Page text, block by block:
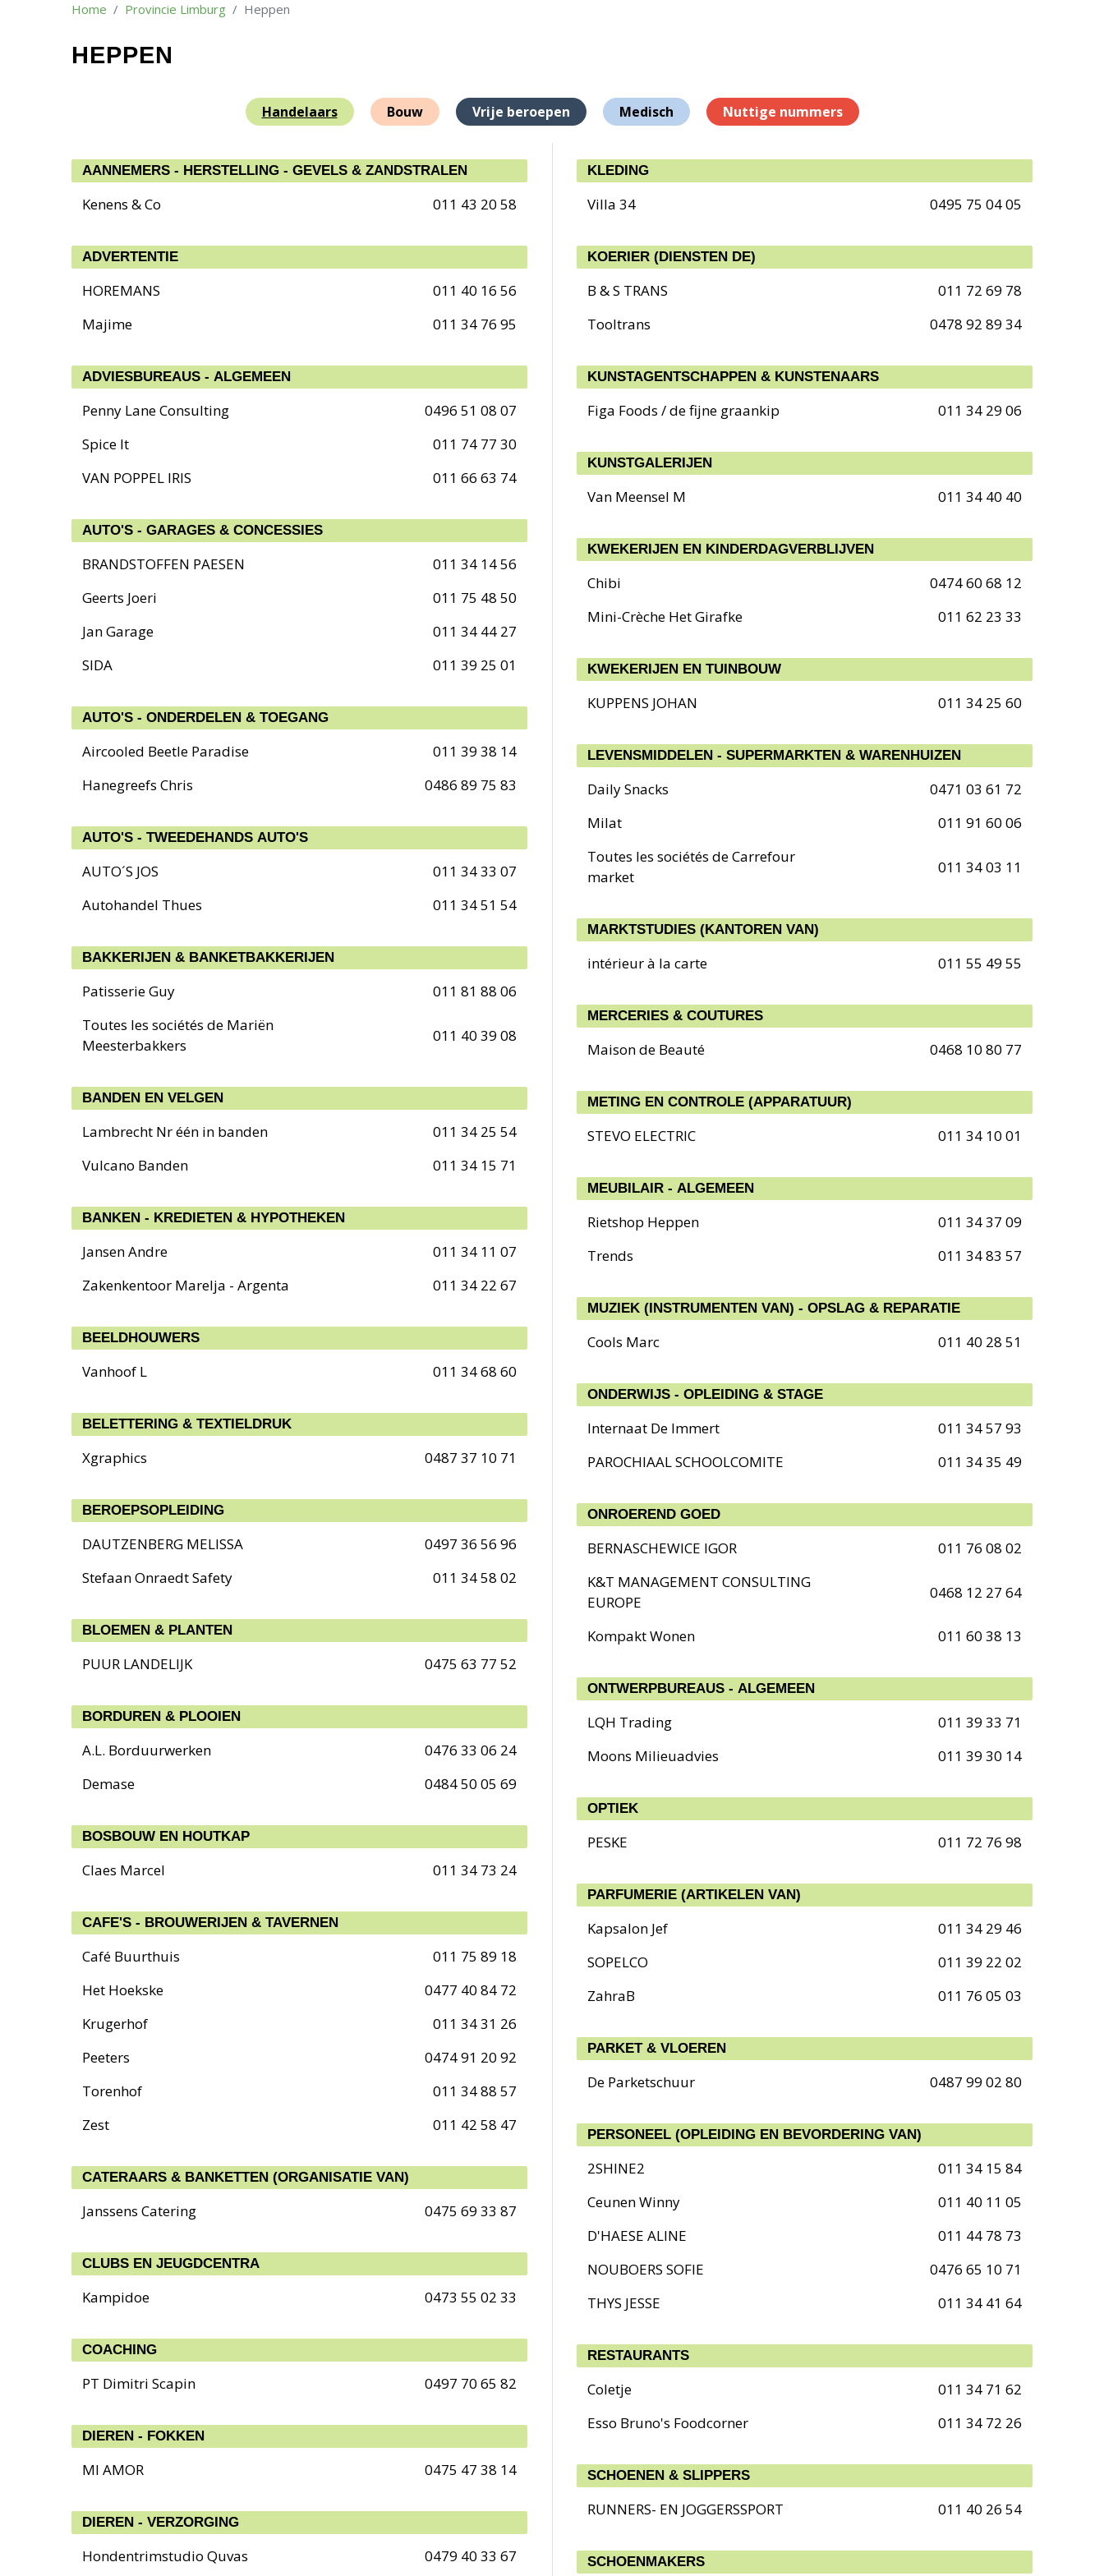
Home Provincie Limburg Heppen
HEPPEN
Handelaars Bouw Vrije beroepen Medisch Nuttige nummers
AANNEMERS - HERSTELLING - GEVELS & ZANDSTRALEN
Kenens & Co 011 43 20 58
ADVERTENTIE
HOREMANS
011 40 16 56
Majime
011 34 76 95
ADVIESBUREAUS - ALGEMEEN
Penny Lane Consulting
0496 51 08 07
Spice It
011 74 77 30
VAN POPPEL IRIS
011 66 63 74
AUTO'S - GARAGES & CONCESSIES
BRANDSTOFFEN PAESEN
011 34 14 56
Geerts Joeri
011 75 48 50
Jan Garage
011 34 44 27
SIDA
011 39 25 01
AUTO'S - ONDERDELEN & TOEGANG
Aircooled Beetle Paradise
011 39 38 14
Hanegreefs Chris
0486 89 75 83
AUTO'S - TWEEDEHANDS AUTO'S
AUTO´S JOS
011 34 33 07
Autohandel Thues
011 34 51 54
BAKKERIJEN & BANKETBAKKERIJEN
Patisserie Guy
011 81 88 06
Toutes les sociétés de Mariën
Meesterbakkers
011 40 39 08
BANDEN EN VELGEN
Lambrecht Nr één in banden
011 34 25 54
Vulcano Banden
011 34 15 71
BANKEN - KREDIETEN & HYPOTHEKEN
Jansen Andre
011 34 11 07
Zakenkentoor Marelja - Argenta
011 34 22 67
BEELDHOUWERS
Vanhoof L 011 34 68 60
BELETTERING & TEXTIELDRUK
Xgraphics 0487 37 10 71
BEROEPSOPLEIDING
DAUTZENBERG MELISSA
0497 36 56 96
Stefaan Onraedt Safety
011 34 58 02
BLOEMEN & PLANTEN
PUUR LANDELIJK 0475 63 77 52
BORDUREN & PLOOIEN
A.L. Borduurwerken
0476 33 06 24
Demase
0484 50 05 69
BOSBOUW EN HOUTKAP
Claes Marcel 011 34 73 24
CAFE'S - BROUWERIJEN & TAVERNEN
Café Buurthuis
011 75 89 18
Het Hoekske
0477 40 84 72
Krugerhof
011 34 31 26
Peeters
0474 91 20 92
Torenhof
011 34 88 57
Zest
011 42 58 47
CATERAARS & BANKETTEN (ORGANISATIE VAN)
Janssens Catering 0475 69 33 87
CLUBS EN JEUGDCENTRA
Kampidoe 0473 55 02 33
COACHING
PT Dimitri Scapin 0497 70 65 82
DIEREN - FOKKEN
MI AMOR 0475 47 38 14
DIEREN - VERZORGING
Hondentrimstudio Quvas 0479 40 33 67
KLEDING
Villa 34 0495 75 04 05
KOERIER (DIENSTEN DE)
B & S TRANS
011 72 69 78
Tooltrans
0478 92 89 34
KUNSTAGENTSCHAPPEN & KUNSTENAARS
Figa Foods / de fijne graankip 011 34 29 06
KUNSTGALERIJEN
Van Meensel M 011 34 40 40
KWEKERIJEN EN KINDERDAGVERBLIJVEN
Chibi
0474 60 68 12
Mini-Crèche Het Girafke
011 62 23 33
KWEKERIJEN EN TUINBOUW
KUPPENS JOHAN 011 34 25 60
LEVENSMIDDELEN - SUPERMARKTEN & WARENHUIZEN
Daily Snacks
0471 03 61 72
Milat
011 91 60 06
Toutes les sociétés de Carrefour
market
011 34 03 11
MARKTSTUDIES (KANTOREN VAN)
intérieur à la carte 011 55 49 55
MERCERIES & COUTURES
Maison de Beauté 0468 10 80 77
METING EN CONTROLE (APPARATUUR)
STEVO ELECTRIC 011 34 10 01
MEUBILAIR - ALGEMEEN
Rietshop Heppen
011 34 37 09
Trends
011 34 83 57
MUZIEK (INSTRUMENTEN VAN) - OPSLAG & REPARATIE
Cools Marc 011 40 28 51
ONDERWIJS - OPLEIDING & STAGE
Internaat De Immert
011 34 57 93
PAROCHIAAL SCHOOLCOMITE
011 34 35 49
ONROEREND GOED
BERNASCHEWICE IGOR
011 76 08 02
K&T MANAGEMENT CONSULTING
EUROPE
0468 12 27 64
Kompakt Wonen 011 60 38 13
ONTWERPBUREAUS - ALGEMEEN
LQH Trading
011 39 33 71
Moons Milieuadvies
011 39 30 14
OPTIEK
PESKE 011 72 76 98
PARFUMERIE (ARTIKELEN VAN)
Kapsalon Jef
011 34 29 46
SOPELCO
011 39 22 02
ZahraB
011 76 05 03
PARKET & VLOEREN
De Parketschuur 0487 99 02 80
PERSONEEL (OPLEIDING EN BEVORDERING VAN)
2SHINE2
011 34 15 84
Ceunen Winny
011 40 11 05
D'HAESE ALINE
011 44 78 73
NOUBOERS SOFIE
0476 65 10 71
THYS JESSE
011 34 41 64
RESTAURANTS
Coletje
011 34 71 62
Esso Bruno's Foodcorner
011 34 72 26
SCHOENEN & SLIPPERS
RUNNERS- EN JOGGERSSPORT 011 40 26 54
SCHOENMAKERS